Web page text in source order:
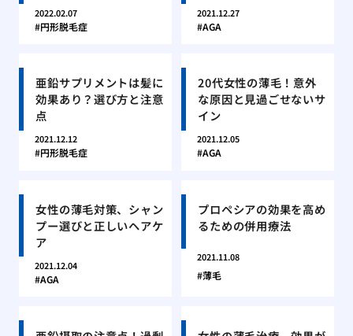
2022.02.07
円形脱毛症
2021.12.27
AGA
亜鉛サプリメントは髪に
効果あり？選び方と注意
点
2021.12.12
円形脱毛症
20代女性の薄毛！意外
な原因と見過ごせないサ
イン
2021.12.05
AGA
女性の薄毛対策、シャン
プー選びと正しいヘアケ
ア
2021.12.04
AGA
プロペシアの効果を高め
るための併用療法
2021.11.08
薄毛